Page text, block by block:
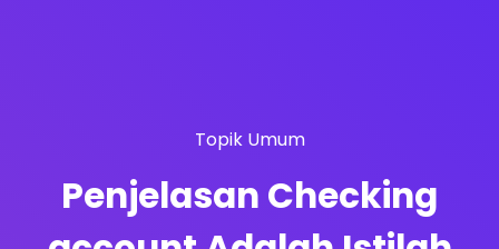
Topik Umum
Penjelasan Checking